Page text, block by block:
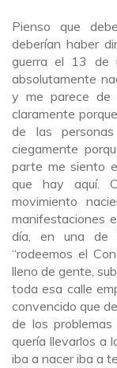
Pienso que
deberían haber
guerra el 13 de
absolutamente
y me parece de
claramente
de las
ciegamente
parte me siento
que hay aquí.
movimiento
manifestaciones
día, en una de
“rodeemos el
lleno de gente,
toda esa calle
convencido que
de los
quería llevarlos a
iba a nacer iba a